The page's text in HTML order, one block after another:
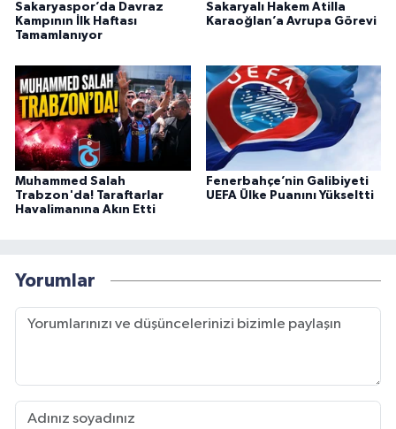
Sakaryaspor’da Davraz
Kampının İlk Haftası
Tamamlanıyor
Sakaryalı Hakem Atilla
Karaoğlan’a Avrupa Görevi
Muhammed Salah
Trabzon'da! Taraftarlar
Havalimanına Akın Etti
Fenerbahçe’nin Galibiyeti
UEFA Ülke Puanını Yükseltti
Yorumlar